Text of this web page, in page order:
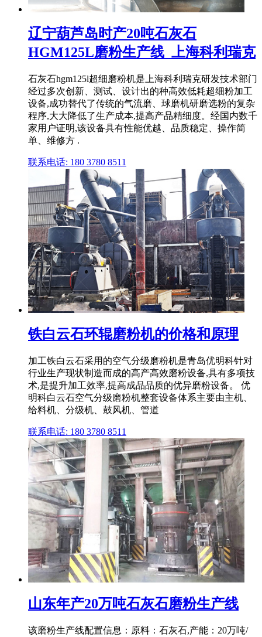
辽宁葫芦岛时产20吨石灰石
HGM125L磨粉生产线_上海科利瑞克
石灰石hgm125l超细磨粉机是上海科利瑞克研发技术部门
经过多次创新、测试、设计出的种高效低耗超细粉加工
设备,成功替代了传统的气流磨、球磨机研磨选粉的复杂
程序,大大降低了生产成本,提高产品精细度。经国内数千
家用户证明,该设备具有性能优越、品质稳定、操作简
单、维修方 .
联系电话: 180 3780 8511
铁白云石环辊磨粉机的价格和原理
加工铁白云石采用的空气分级磨粉机是青岛优明科针对
行业生产现状制造而成的高产高效磨粉设备,具有多项技
术,是提升加工效率,提高成品品质的优异磨粉设备。 优
明科白云石空气分级磨粉机整套设备体系主要由主机、
给料机、分级机、鼓风机、管道
联系电话: 180 3780 8511
山东年产20万吨石灰石磨粉生产线
该磨粉生产线配置信息：原料：石灰石,产能：20万吨/